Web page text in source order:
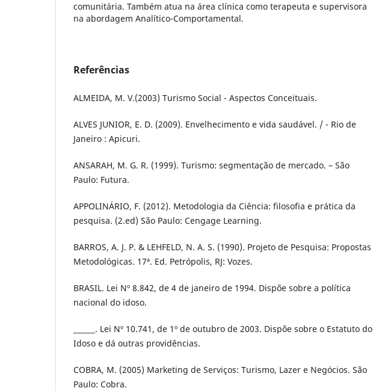
comunitária. Também atua na área clínica como terapeuta e supervisora
na abordagem Analítico-Comportamental.
Referências
ALMEIDA, M. V.(2003) Turismo Social - Aspectos Conceituais.
ALVES JUNIOR, E. D. (2009). Envelhecimento e vida saudável. / - Rio de
Janeiro : Apicuri.
ANSARAH, M. G. R. (1999). Turismo: segmentação de mercado. – São
Paulo: Futura.
APPOLINÁRIO, F. (2012). Metodologia da Ciência: filosofia e prática da
pesquisa. (2.ed) São Paulo: Cengage Learning.
BARROS, A. J. P. & LEHFELD, N. A. S. (1990). Projeto de Pesquisa: Propostas
Metodológicas. 17ª. Ed. Petrópolis, RJ: Vozes.
BRASIL. Lei Nº 8.842, de 4 de janeiro de 1994. Dispõe sobre a política
nacional do idoso.
______. Lei Nº 10.741, de 1º de outubro de 2003. Dispõe sobre o Estatuto do
Idoso e dá outras providências.
COBRA, M. (2005) Marketing de Serviços: Turismo, Lazer e Negócios. São
Paulo: Cobra.